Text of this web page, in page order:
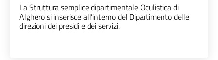
La Struttura semplice dipartimentale Oculistica di
Alghero si inserisce all’interno del Dipartimento delle
direzioni dei presidi e dei servizi.